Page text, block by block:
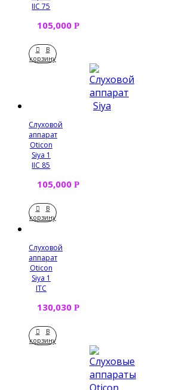
IIC 75
105,000 Р
В
корзину
Слуховой
аппарат
Oticon
Siya 1
IIC 85
105,000 Р
В
корзину
Слуховой
аппарат
Oticon
Siya 1
IТC
130,030 Р
В
корзину